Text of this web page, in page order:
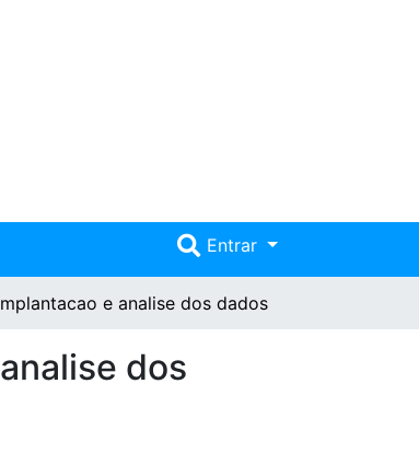
Entrar
e analise dos dados
dos